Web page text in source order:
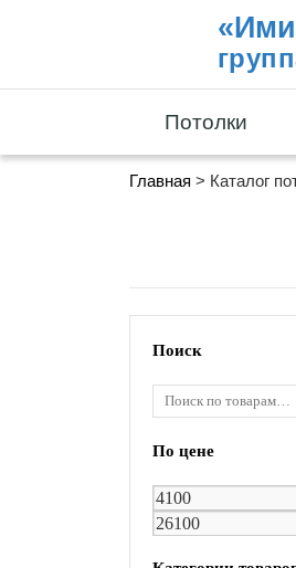
Потолки
Главная > Каталог
Поиск
По цене